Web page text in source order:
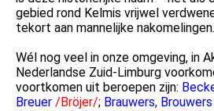
gebied rond Kelmis vrijwel
tekort aan mannelijke nakomelingen.
Wél nog veel in onze omgeving, in
Nederlandse Zuid-Limburg
voortkomen uit beroepen zijn:
Breuer /Bröjer/; Brauwers, Brouwers